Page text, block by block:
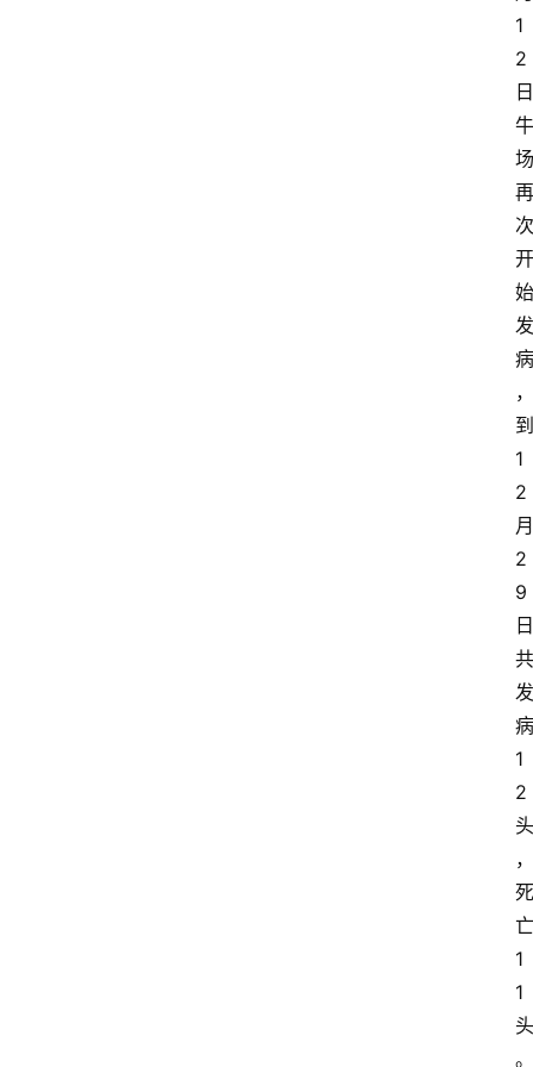
1
2
日
牛
场
再
次
开
始
发
病
，
到
1
2
月
2
9
日
共
发
病
1
2
头
，
死
亡
1
1
头
。